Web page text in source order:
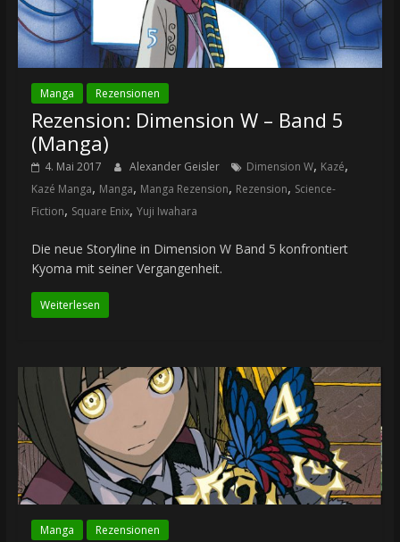
Manga Rezensionen
Rezension: Dimension W – Band 5
(Manga)
4. Mai 2017 Alexander Geisler Dimension W, Kazé,
Kazé Manga, Manga, Manga Rezension, Rezension, Science-
Fiction, Square Enix, Yuji Iwahara
Die neue Storyline in Dimension W Band 5 konfrontiert
Kyoma mit seiner Vergangenheit.
Weiterlesen
Manga Rezensionen